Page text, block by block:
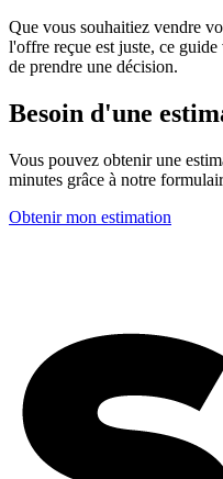
Que vous souhaitiez vendre
l'offre reçue est juste, ce
de prendre une décision.
Besoin d'une
Vous pouvez obtenir une
minutes grâce à notre
Obtenir mon estimation